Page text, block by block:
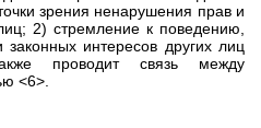
зрения ненарушения прав и
2) стремление к поведению,
интересов других лиц
проводит связь между
<6>.